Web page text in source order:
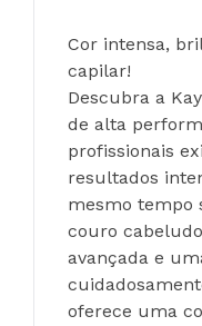
Cor intensa,
capilar!
Descubra a
de alta
profissionais
resultados
mesmo tempo
couro
avançada e
oferece uma